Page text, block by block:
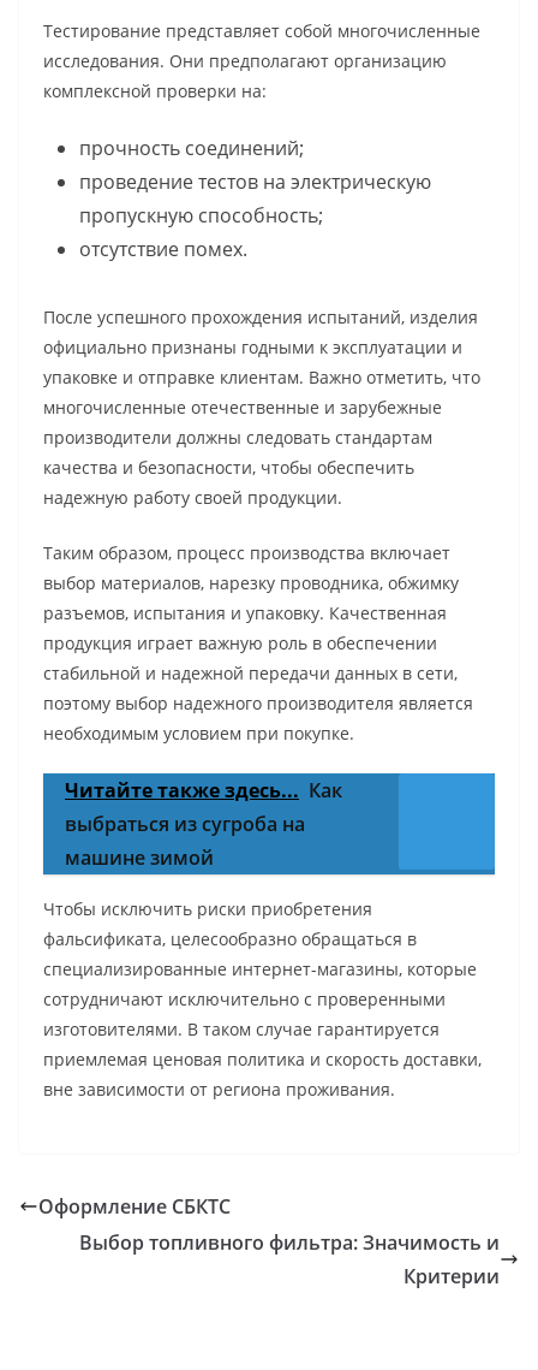
Тестирование представляет собой многочисленные
исследования. Они предполагают организацию
комплексной проверки на:
прочность соединений;
проведение тестов на электрическую
пропускную способность;
отсутствие помех.
После успешного прохождения испытаний, изделия
официально признаны годными к эксплуатации и
упаковке и отправке клиентам. Важно отметить, что
многочисленные отечественные и зарубежные
производители должны следовать стандартам
качества и безопасности, чтобы обеспечить
надежную работу своей продукции.
Таким образом, процесс производства включает
выбор материалов, нарезку проводника, обжимку
разъемов, испытания и упаковку. Качественная
продукция играет важную роль в обеспечении
стабильной и надежной передачи данных в сети,
поэтому выбор надежного производителя является
необходимым условием при покупке.
Читайте также здесь... Как
выбраться из сугроба на
машине зимой
Чтобы исключить риски приобретения
фальсификата, целесообразно обращаться в
специализированные интернет-магазины, которые
сотрудничают исключительно с проверенными
изготовителями. В таком случае гарантируется
приемлемая ценовая политика и скорость доставки,
вне зависимости от региона проживания.
Оформление СБКТС
Выбор топливного фильтра: Значимость и
Критерии